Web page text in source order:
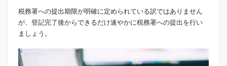
税務署への提出期限が明確に定められている訳ではありません
が、登記完了後からできるだけ速やかに税務署への提出を行い
ましょう。